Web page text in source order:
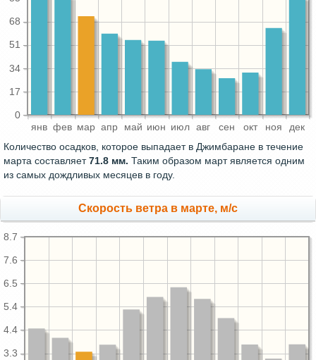
янв фев мар апр май июн июл авг сен окт ноя дек
0
17
34
51
68
Количество осадков, которое выпадает в Джимбаране в течение
марта составляет71.8 мм. Таким образом март является одним
из самых дождливых месяцев в году.
Скорость ветра в марте, м/с
3.3
4.4
5.4
6.5
7.6
8.7